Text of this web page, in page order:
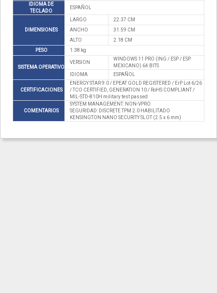
IDIOMA DE
TECLADO
ESPAÑOL
DIMENSIONES
LARGO
22.37 CM
ANCHO
31.59 CM
ALTO
2.18 CM
PESO
1.38 kg
SISTEMA OPERATIVO
VERSION
WINDOWS 11 PRO (ING / ESP / ESP
MEXICANO) 64 BITS
IDIOMA
ESPAÑOL
CERTIFICACIONES
ENERGY STAR 9.0 / EPEAT GOLD REGISTERED / ErP Lot 6/26
/ TCO CERTIFIED, GENERATION 10 / RoHS COMPLIANT /
MIL-STD-810H military test passed
COMENTARIOS
SYSTEM MANAGEMENT: NON-VPRO
SEGURIDAD: DISCRETE TPM 2.0 HABILITADO
KENSINGTON NANO SECURITY SLOT (2.5 x 6 mm)